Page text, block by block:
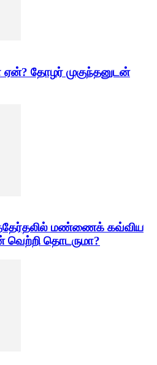
தோழர் முகுந்தனுடன்
மண்ணைக் கவ்விய
வெற்றி தொடருமா?